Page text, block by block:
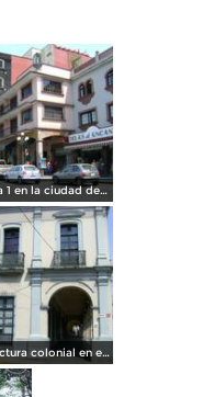
Avenida 1 en la ciudad de Córdoba. Abril/2012
Arquitectura colonial en el centro histórico de Córdoba. Abril/2012